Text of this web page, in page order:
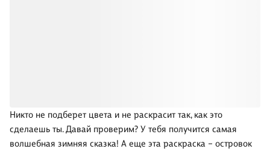
Никто не подберет цвета и не раскрасит так, как это
сделаешь ты. Давай проверим? У тебя получится самая
волшебная зимняя сказка! А еще эта раскраска – островок